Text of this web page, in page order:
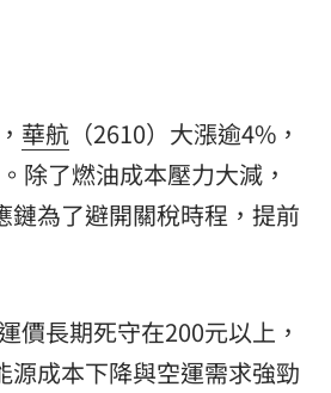
華航 （2610）大漲逾4%，
除了燃油成本壓力大減，
為了避開關稅時程，提前
價長期死守在200元以上，
成本下降與空運需求強勁